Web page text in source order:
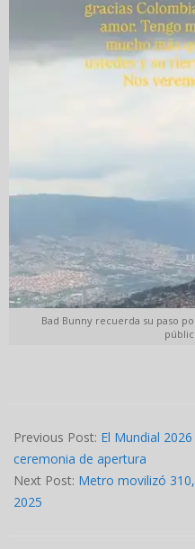
Bad Bunny recuerda su paso
05-
12
Previous Post: El Mundial
ceremonia de apertura
Next Post: Metro movilizó
2025